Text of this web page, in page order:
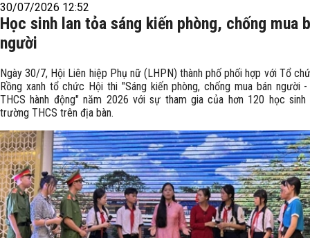
30/07/2026 12:52
Học sinh lan tỏa sáng kiến phòng, chống mua
người
Ngày 30/7, Hội Liên hiệp Phụ nữ (LHPN) thành phố phối hợp với Tổ
Rồng xanh tổ chức Hội thi "Sáng kiến phòng, chống mua bán người
THCS hành động" năm 2026 với sự tham gia của hơn 120 học
trường THCS trên địa bàn.